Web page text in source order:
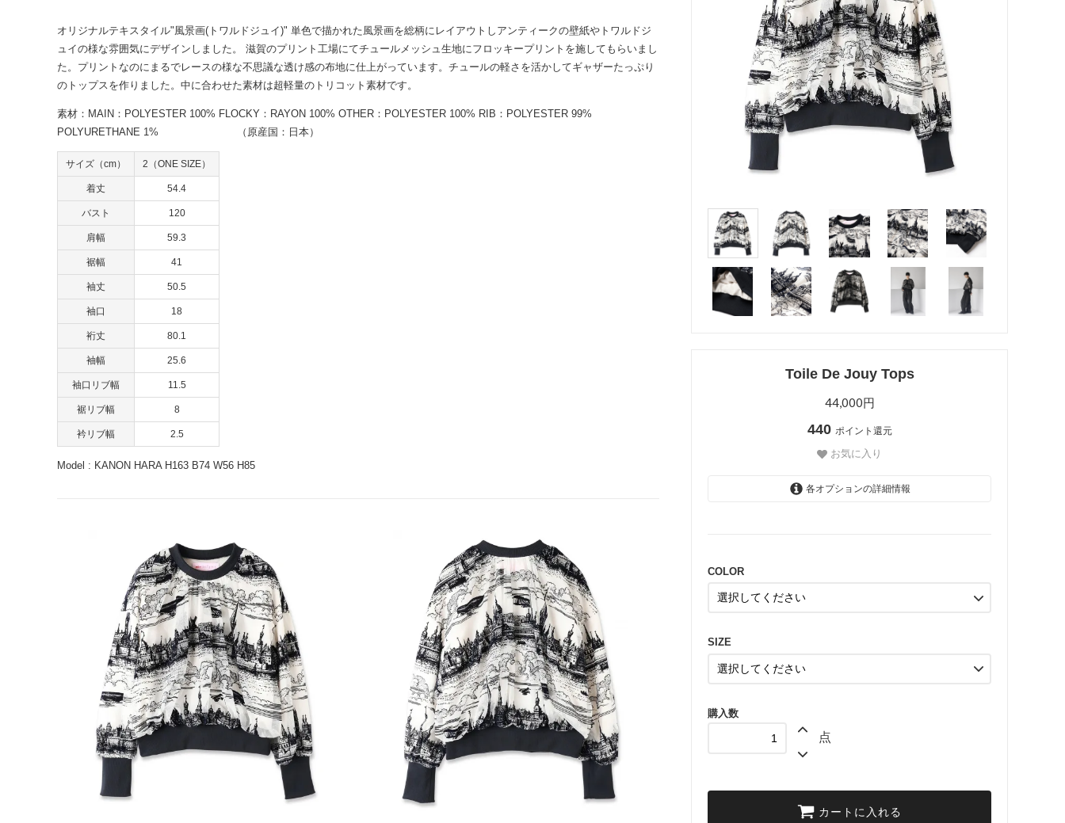
Toile De Jouy Tops
44,000円
440 ポイント還元
お気に入り
各オプションの詳細情報
COLOR
SIZE
購入数
点
カートに入れる
オリジナルテキスタイル"風景画(トワルドジュイ)" 単色で描かれた風景画を総柄にレイアウトしアンティークの壁紙やトワルドジ
ュイの様な雰囲気にデザインしました。 滋賀のプリント工場にてチュールメッシュ生地にフロッキープリントを施してもらいまし
た。プリントなのにまるでレースの様な不思議な透け感の布地に仕上がっています。チュールの軽さを活かしてギャザーたっぷり
のトップスを作りました。中に合わせた素材は超軽量のトリコット素材です。
素材：MAIN：POLYESTER 100% FLOCKY：RAYON 100% OTHER：POLYESTER 100% RIB：POLYESTER 99%
POLYURETHANE 1% （原産国：日本）
サイズ（cm） 2（ONE SIZE）
着丈 54.4
バスト 120
肩幅 59.3
裾幅 41
袖丈 50.5
袖口 18
裄丈 80.1
袖幅 25.6
袖口リブ幅 11.5
裾リブ幅 8
衿リブ幅 2.5
Model : KANON HARA H163 B74 W56 H85